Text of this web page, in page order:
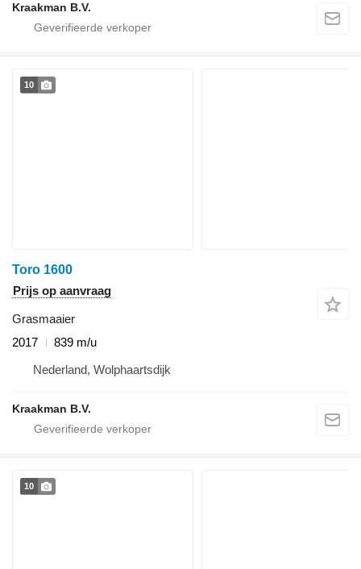
Kraakman B.V.
10
Toro 1600
Prijs op aanvraag
Grasmaaier
2017
839 m/u
Nederland, Wolphaartsdijk
Kraakman B.V.
10